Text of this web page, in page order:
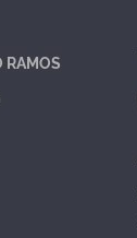
RAMOS